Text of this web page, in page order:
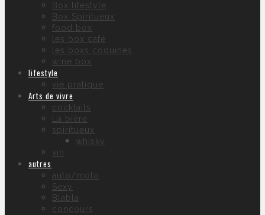
Box lifestyle
Box Spiritueux
food box
les box café
les boxs coquines
wine box
lifestyle
vie pratique
Arts de vivre
cocktails
La bière
spiritueux
whisky
vin
autres
auto/moto
Sexy
Blabla
concours